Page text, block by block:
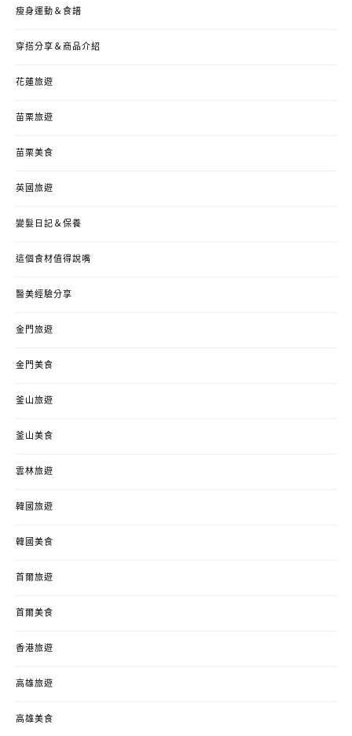
瘦身運動＆食譜
穿搭分享＆商品介紹
花蓮旅遊
苗栗旅遊
苗栗美食
英國旅遊
變髮日記＆保養
這個食材值得說嘴
醫美經驗分享
金門旅遊
金門美食
釜山旅遊
釜山美食
雲林旅遊
韓國旅遊
韓國美食
首爾旅遊
首爾美食
香港旅遊
高雄旅遊
高雄美食